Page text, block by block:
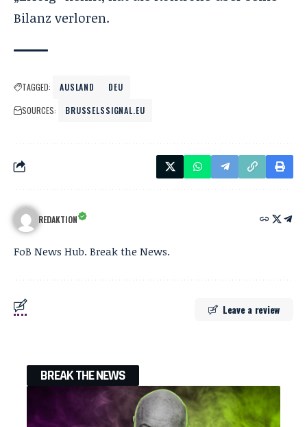
Bilanz verloren.
TAGGED: AUSLAND
DEU
SOURCES:
BRUSSELSSIGNAL.EU
REDAKTION
FoB News Hub. Break the News.
Leave a review
BREAK THE NEWS